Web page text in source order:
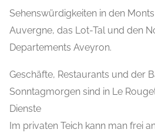
Sehenswürdigkeiten in den
Auvergne, das Lot-Tal und den
Departements Aveyron.
Geschäfte, Restaurants und der
Sonntagmorgen sind in Le
Dienste
Im privaten Teich kann man frei